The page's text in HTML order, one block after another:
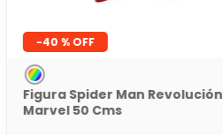
-40 %
Figura Spider Man Revolución
Marvel 50 Cms